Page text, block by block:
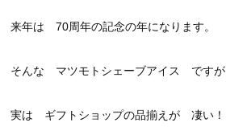
来年は 70周年の記念の年になります。
そんな マツモトシェーブアイス ですが
実は ギフトショップの品揃えが 凄い！